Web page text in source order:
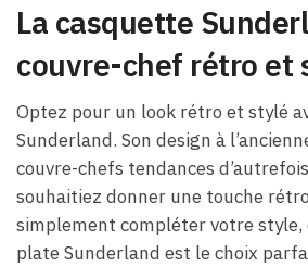
La casquette
couvre-chef rétro et
Optez pour un look rétro et stylé
Sunderland. Son design à
couvre-chefs tendances
souhaitiez donner une touche
simplement compléter votre
plate Sunderland est le choix